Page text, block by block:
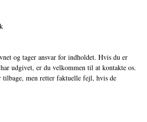
og tager ansvar for indholdet. Hvis du er
udgivet, er du velkommen til at kontakte os.
men retter faktuelle fejl, hvis de